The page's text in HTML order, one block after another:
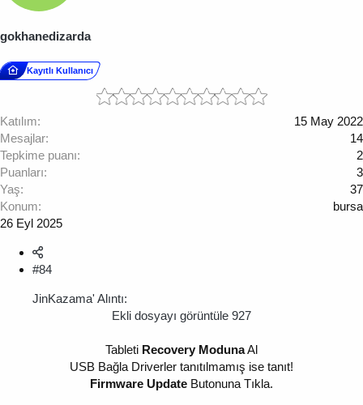
gokhanedizarda
Kayıtlı Kullanıcı
Katılım
15 May 2022
Mesajlar
14
Tepkime puanı
2
Puanları
3
Yaş
37
Konum
bursa
26 Eyl 2025
#84
JinKazama' Alıntı:
Ekli dosyayı görüntüle 927
Tableti Recovery ModunaAl
USB Bağla Driverler tanıtılmamış ise tanıt!
Firmware Update Butonuna Tıkla.